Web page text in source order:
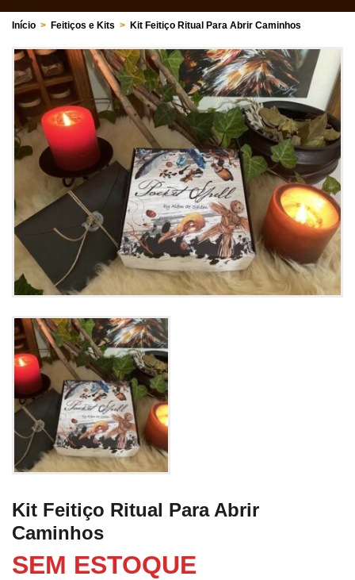
Início > Feitiços e Kits > Kit Feitiço Ritual Para Abrir Caminhos
Kit Feitiço Ritual Para Abrir
Caminhos
SEM ESTOQUE